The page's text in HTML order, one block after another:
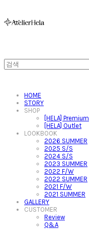
HOME
STORY
SHOP
[HELA] Premium
[HELA] Outlet
LOOKBOOK
2026 SUMMER
2025 S/S
2024 S/S
2023 SUMMER
2022 F/W
2022 SUMMER
2021 F/W
2021 SUMMER
GALLERY
CUSTOMER
Review
Q&A